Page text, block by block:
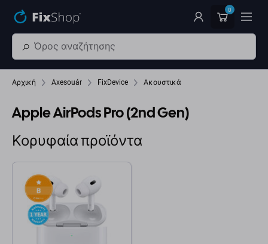
0
Αρχική Axesouár FixDevice Ακουστικά
Apple AirPods Pro (2nd Gen)
Κορυφαία προϊόντα